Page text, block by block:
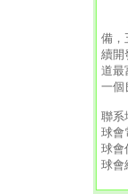
俱
備，
續開
道最
一個
聯系
球會
球會
球會